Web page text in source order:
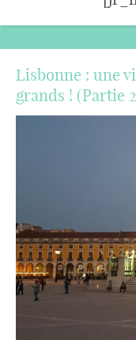
Lisbonne : une
grands ! (Partie